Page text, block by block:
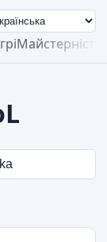
Майстерність